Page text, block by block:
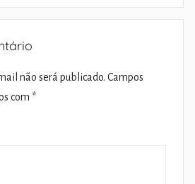
não será publicado. Campos
com *